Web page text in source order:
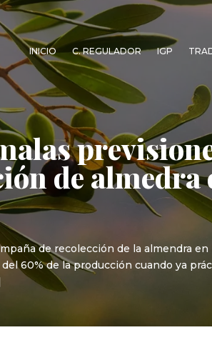
INICIO C. REGULADOR IGP
de
de recolección de la almendra
60% de la producción cuando ya